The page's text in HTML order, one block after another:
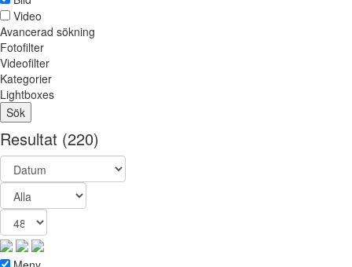
Video
Avancerad sökning
Fotofilter
Videofilter
Kategorier
Lightboxes
Resultat (220)